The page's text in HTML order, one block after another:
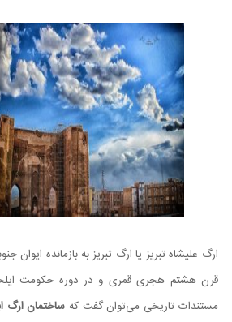
ارگ علیشاه تبریز یا ارگ تبریز به بازمانده
قرن هشتم هجری قمری و در دوره حکومت
مستندات تاریخی می‌توان گفت که ساختمان